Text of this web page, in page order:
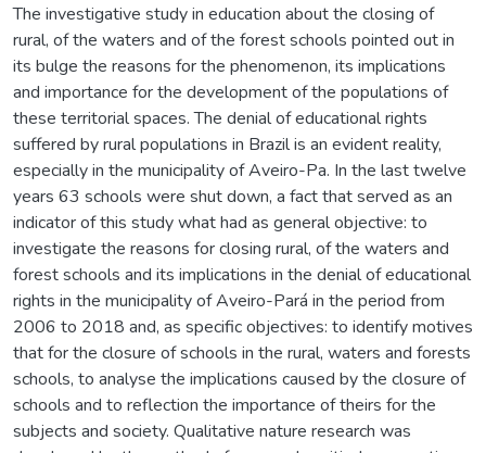
The investigative study in education about the closing of
rural, of the waters and of the forest schools pointed out in
its bulge the reasons for the phenomenon, its implications
and importance for the development of the populations of
these territorial spaces. The denial of educational rights
suffered by rural populations in Brazil is an evident reality,
especially in the municipality of Aveiro-Pa. In the last twelve
years 63 schools were shut down, a fact that served as an
indicator of this study what had as general objective: to
investigate the reasons for closing rural, of the waters and
forest schools and its implications in the denial of educational
rights in the municipality of Aveiro-Pará in the period from
2006 to 2018 and, as specific objectives: to identify motives
that for the closure of schools in the rural, waters and forests
schools, to analyse the implications caused by the closure of
schools and to reflection the importance of theirs for the
subjects and society. Qualitative nature research was